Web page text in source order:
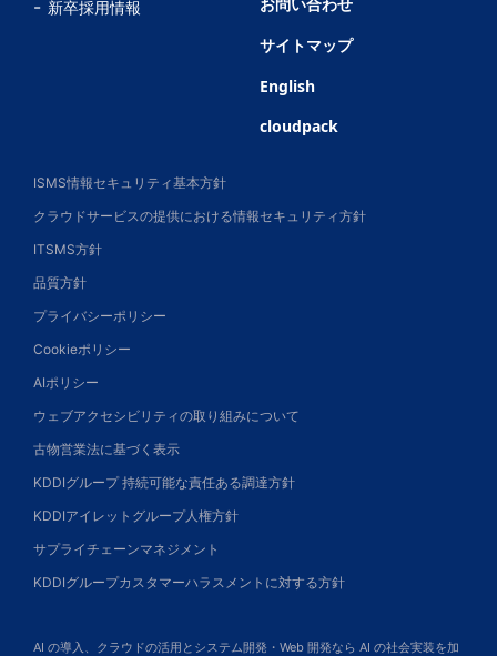
新卒採用情報
サイトマップ
English
cloudpack
ISMS情報セキュリティ基本方針
クラウドサービスの提供における情報セキュリティ方針
ITSMS方針
品質方針
プライバシーポリシー
Cookieポリシー
AIポリシー
ウェブアクセシビリティの取り組みについて
古物営業法に基づく表示
KDDIグループ 持続可能な責任ある調達方針
KDDIアイレットグループ人権方針
サプライチェーンマネジメント
KDDIグループカスタマーハラスメントに対する方針
AI の導入、クラウドの活用とシステム開発・Web 開発なら AI の社会実装を加